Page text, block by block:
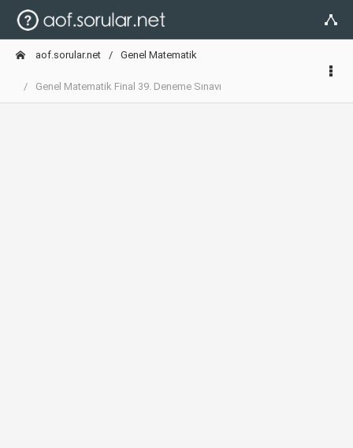
aof.sorular.net Genel Matematik
Genel Matematik Final 39. Deneme Sınavı